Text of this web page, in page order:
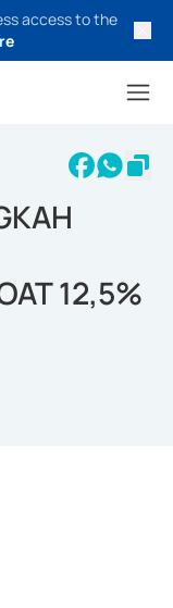
access to the
12,5%